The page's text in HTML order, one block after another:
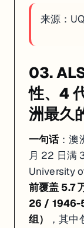
来源：
03.
性、4
洲最久
一句话：澳
月 22 日满
University
前覆盖 5.7
26 / 1946-
组）
，其中